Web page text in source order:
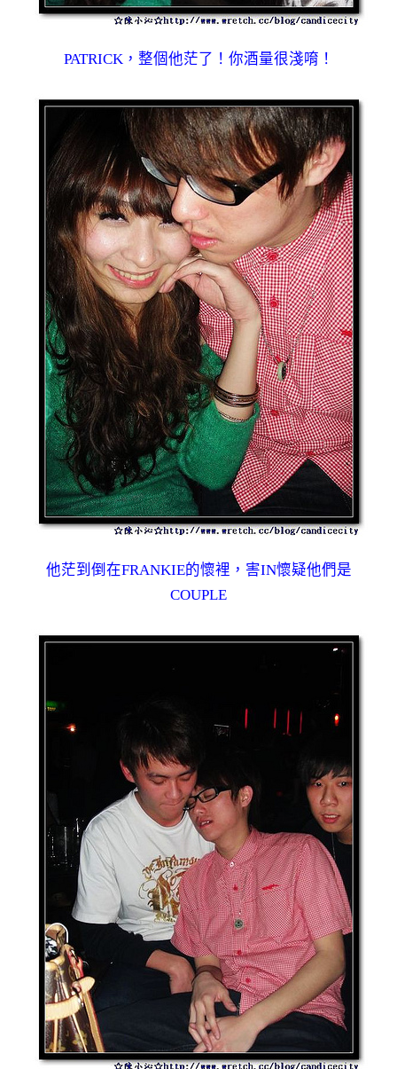
PATRICK，整個他茫了！你酒量很淺唷！
他茫到倒在FRANKIE的懷裡，害IN懷疑他們是
COUPLE